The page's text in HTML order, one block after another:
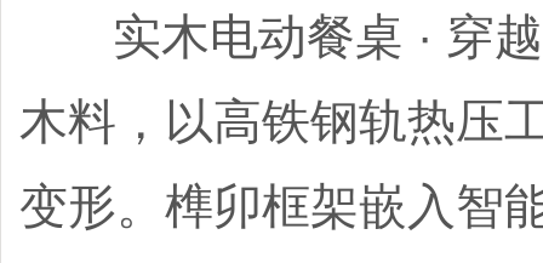
实木电动餐桌 · 穿越
木料，以高铁钢轨热压
变形。榫卯框架嵌入智